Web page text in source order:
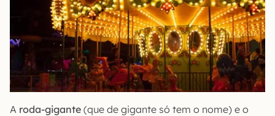
A roda-gigante (que de gigante só tem o nome) e o